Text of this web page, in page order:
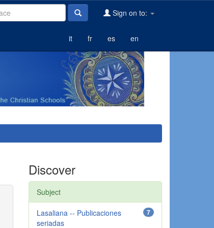
Sign on to:
it fr es en
Discover
Subject
7
Lasaliana -- Publicaciones
seriadas